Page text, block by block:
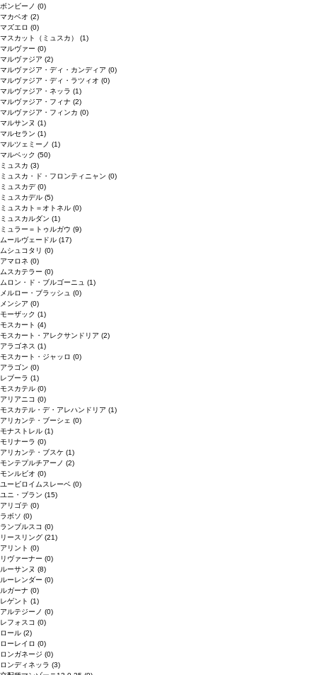
ボンビーノ (0)
マカベオ (2)
マズエロ (0)
マスカット（ミュスカ） (1)
マルヴァー (0)
マルヴァジア (2)
マルヴァジア・ディ・カンディア (0)
マルヴァジア・ディ・ラツィオ (0)
マルヴァジア・ネッラ (1)
マルヴァジア・フィナ (2)
マルヴァジア・フィンカ (0)
マルサンヌ (1)
マルセラン (1)
マルツェミーノ (1)
マルベック (50)
ミュスカ (3)
ミュスカ・ド・フロンティニャン (0)
ミュスカデ(0)
ミュスカデル (5)
ミュスカト＝オトネル (0)
ミュスカルダン (1)
ミュラー＝トゥルガウ (9)
ムールヴェードル (17)
ムシュコタリ (0)
アマロネ (0)
ムスカテラー (0)
ムロン・ド・ブルゴーニュ (1)
メルロー・ブラッシュ (0)
メンシア (0)
モーザック (1)
モスカート (4)
モスカート・アレクサンドリア (2)
アラゴネス (1)
モスカート・ジャッロ (0)
アラゴン (0)
レブーラ (1)
モスカテル (0)
アリアニコ (0)
モスカテル・デ・アレハンドリア (1)
アリカンテ・ブーシェ (0)
モナストレル (1)
モリナーラ (0)
アリカンテ・ブスケ (1)
モンテプルチアーノ (2)
モンルビオ (0)
ユービロイムスレーベ (0)
ユニ・ブラン (15)
アリゴテ (0)
ラボソ (0)
ランブルスコ (0)
リースリング (21)
アリント (0)
リヴァーナー (0)
ルーサンヌ (8)
ルーレンダー (0)
ルガーナ (0)
レゲント (1)
アルテジーノ (0)
レフォスコ (0)
ロール (2)
ローレイロ (0)
ロンガネージ (0)
ロンディネッラ (3)